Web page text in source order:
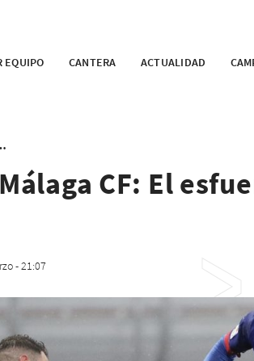
EQUIPO CANTERA ACTUALIDAD
azul no tiene premio
CF: El
- 21:07